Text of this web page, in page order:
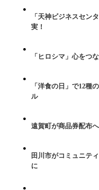
「天神ビジネスセ
実！
「ヒロシマ」心をつ
「洋食の日」で12
ル
遠賀町が商品券配布
田川市がコミュニテ
に